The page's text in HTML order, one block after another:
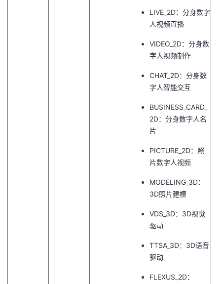
LIVE_2D：分身数字
人视频直播
VIDEO_2D：分身数
字人视频制作
CHAT_2D：分身数
字人智能交互
BUSINESS_CARD_
2D：分身数字人名
片
PICTURE_2D：照
片数字人视频
MODELING_3D：
3D照片建模
VDS_3D：3D视觉
驱动
TTSA_3D：3D语音
驱动
FLEXUS_2D：